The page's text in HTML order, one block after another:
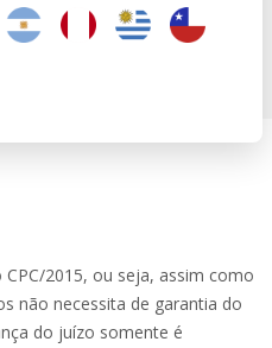
2015, ou seja, assim como
não necessita de garantia do
do juízo somente é